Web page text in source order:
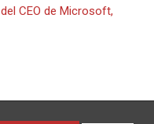
CEO de Microsoft,